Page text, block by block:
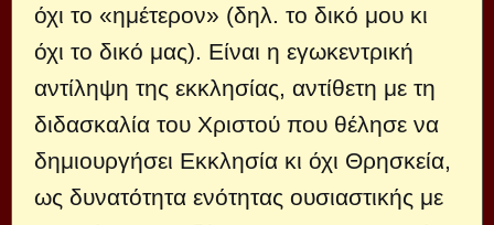
όχι το «ημέτερον» (δηλ. το δικό μου κι
όχι το δικό μας). Είναι η εγωκεντρική
αντίληψη της εκκλησίας, αντίθετη με τη
διδασκαλία του Χριστού που θέλησε να
δημιουργήσει Εκκλησία κι όχι Θρησκεία,
ως δυνατότητα ενότητας ουσιαστικής με